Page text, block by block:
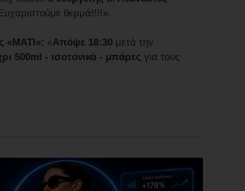
θερμά!!!!».
«ΜΑΤΙ»: «Απόψε 18:30 μετά την
500ml - ισοτονικά - μπάρες για τους